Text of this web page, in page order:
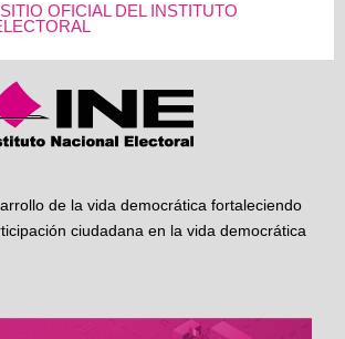
OFICIAL DEL INSTITUTO
de la vida democrática fortaleciendo
ciudadana en la vida democrática